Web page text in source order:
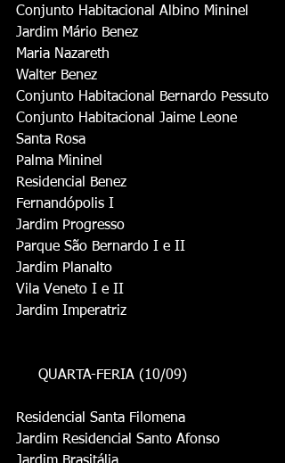
Conjunto Habitacional Albino Mininel
Jardim Mário Benez
Maria Nazareth
Walter Benez
Conjunto Habitacional Bernardo Pessuto
Conjunto Habitacional Jaime Leone
Santa Rosa
Palma Mininel
Residencial Benez
Fernandópolis I
Jardim Progresso
Parque São Bernardo I e II
Jardim Planalto
Vila Veneto I e II
Jardim Imperatriz
     QUARTA-FERIA (10/09)
Residencial Santa Filomena
Jardim Residencial Santo Afonso